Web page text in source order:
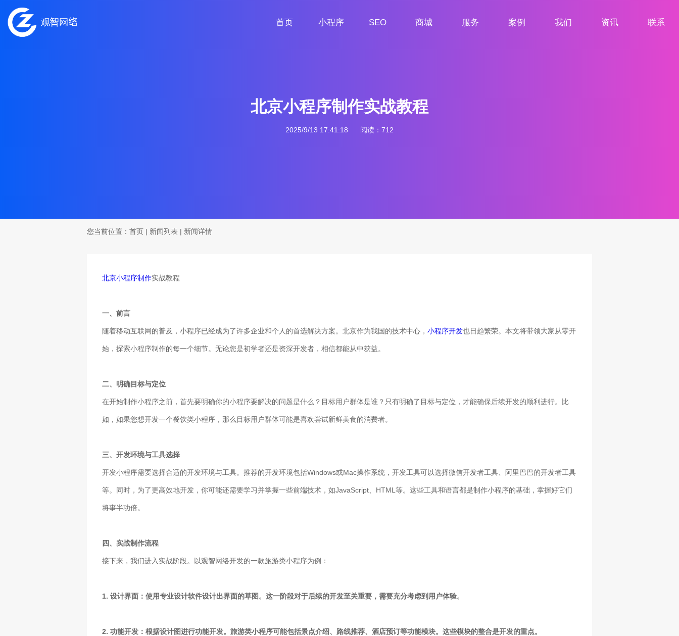
首页
小程序
SEO
商城
服务
案例
我们
资讯
联系
北京小程序制作实战教程
2025/9/13 17:41:18 阅读：712
您当前位置： 首页 | 新闻列表 | 新闻详情
北京小程序制作实战教程
一、前言
随着移动互联网的普及，小程序已经成为了许多企业和个人的首选解决方案。北京作为我国的技术中心， 小程序开发也日趋繁荣。本文将带领大家从零开
始，探索小程序制作的每一个细节。无论您是初学者还是资深开发者，相信都能从中获益。
二、明确目标与定位
在开始制作小程序之前，首先要明确你的小程序要解决的问题是什么？目标用户群体是谁？只有明确了目标与定位，才能确保后续开发的顺利进行。比
如，如果您想开发一个餐饮类小程序，那么目标用户群体可能是喜欢尝试新鲜美食的消费者。
三、开发环境与工具选择
开发小程序需要选择合适的开发环境与工具。推荐的开发环境包括Windows或Mac操作系统，开发工具可以选择微信开发者工具、阿里巴巴的开发者工具
等。同时，为了更高效地开发，你可能还需要学习并掌握一些前端技术，如JavaScript、HTML等。这些工具和语言都是制作小程序的基础，掌握好它们
将事半功倍。
四、实战制作流程
接下来，我们进入实战阶段。以观智网络开发的一款旅游类小程序为例：
1. 设计界面：使用专业设计软件设计出界面的草图。这一阶段对于后续的开发至关重要，需要充分考虑到用户体验。
2. 功能开发：根据设计图进行功能开发。旅游类小程序可能包括景点介绍、路线推荐、酒店预订等功能模块。这些模块的整合是开发的重点。